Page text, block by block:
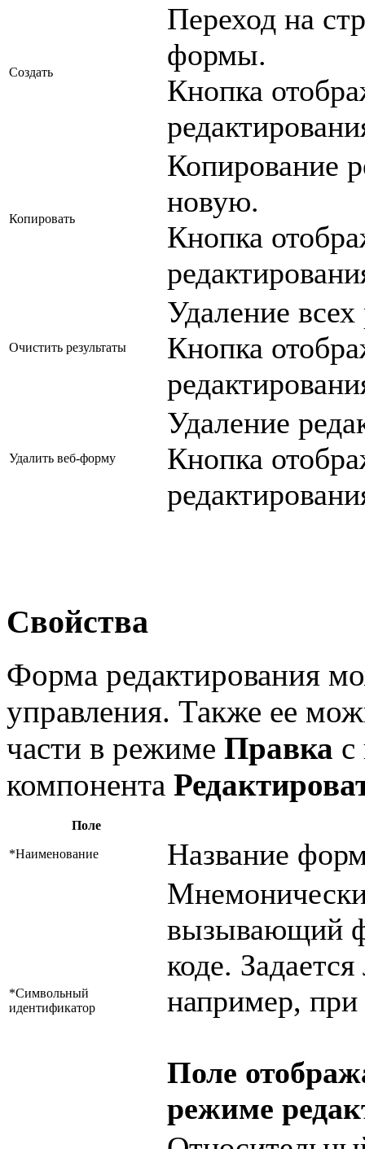
Создать
Переход на
формы.
Кнопка
Копировать
Копирование
новую.
Кнопка
Очистить результаты
Удаление
Кнопка
Удалить веб-форму
Удаление
Кнопка
Свойства
Форма редактирования
управления. Также ее
части в режиме Правка
компонента
Поле
*Наименование Название
*Символьный
идентификатор
вызывающий
коде.
например,
Поле
режиме